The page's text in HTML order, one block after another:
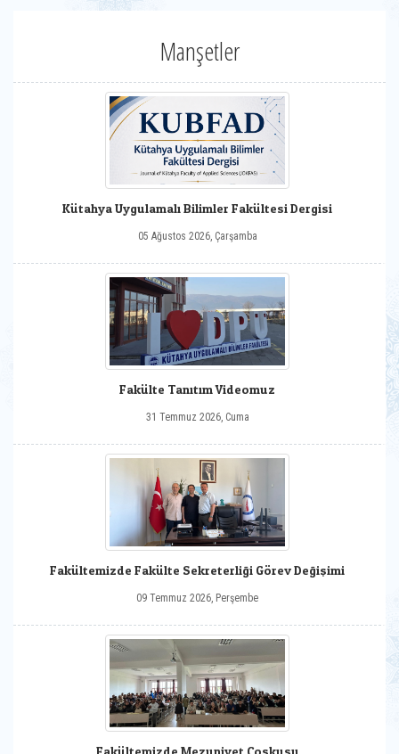
Manşetler
Kütahya Uygulamalı Bilimler Fakültesi Dergisi
05 Ağustos 2026, Çarşamba
Fakülte Tanıtım Videomuz
31 Temmuz 2026, Cuma
Fakültemizde Fakülte Sekreterliği Görev Değişimi
09 Temmuz 2026, Perşembe